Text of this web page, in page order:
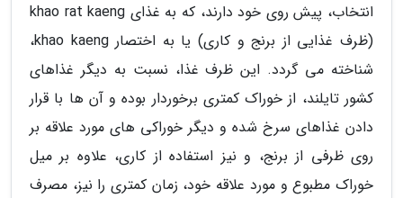
انتخاب، پیش روی خود دارند، که به غذای khao rat kaeng
(ظرف غذایی از برنج و کاری) یا به اختصار khao kaeng،
شناخته می گردد. این ظرف غذا، نسبت به دیگر غذاهای
کشور تایلند، از خوراک کمتری برخوردار بوده و آن ها با قرار
دادن غذاهای سرخ شده و دیگر خوراکی های مورد علاقه بر
روی ظرفی از برنج، و نیز استفاده از کاری، علاوه بر میل
خوراک مطبوع و مورد علاقه خود، زمان کمتری را نیز، مصرف